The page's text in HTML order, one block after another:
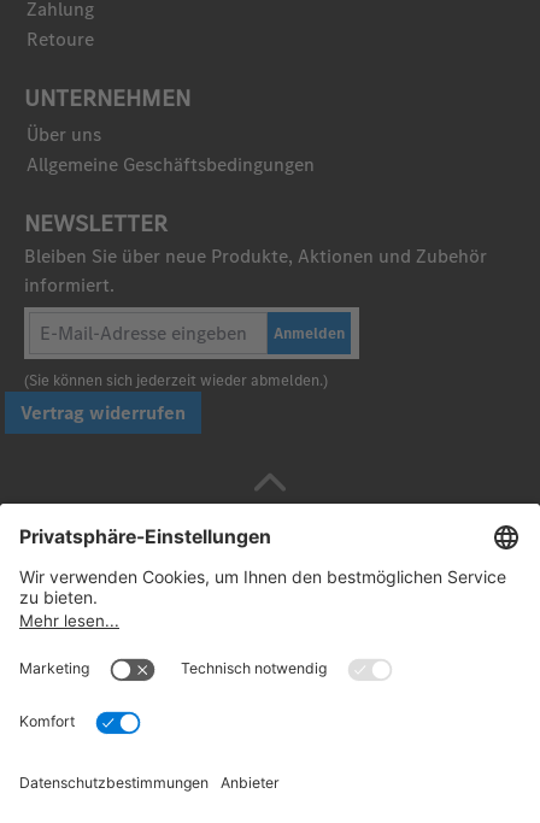
Zahlung
Retoure
UNTERNEHMEN
Über uns
Allgemeine Geschäftsbedingungen
NEWSLETTER
Bleiben Sie über neue Produkte, Aktionen und Zubehör
informiert.
Anmelden
(Sie können sich jederzeit wieder abmelden.)
Vertrag widerrufen
Sicher bezahlen mit
© 2026. Daimler Truck AG. Alle Rechte vorbehalten